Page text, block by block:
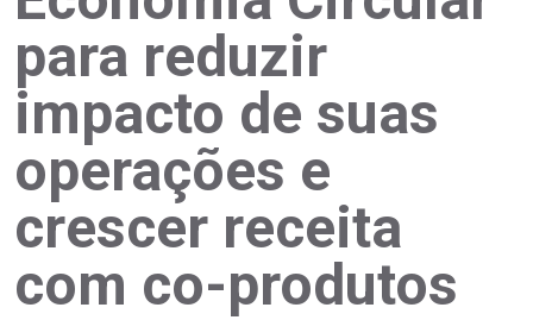
para reduzir
impacto de suas
operações e
crescer receita
com co-produtos